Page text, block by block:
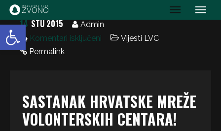
Open toolbar IK Zvono
14 STU 2015
Admin
Komentari isključeni
Vijesti LVC
Permalink
SASTANAK HRVATSKE MREŽE
VOLONTERSKIH CENTARA!